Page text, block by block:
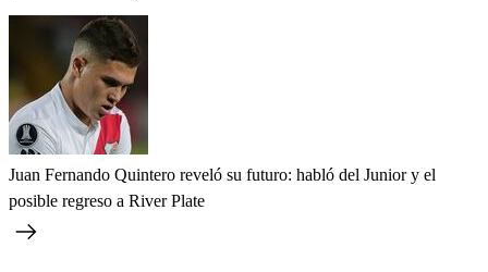
Juan Fernando Quintero reveló su futuro: habló del Junior y el
posible regreso a River Plate